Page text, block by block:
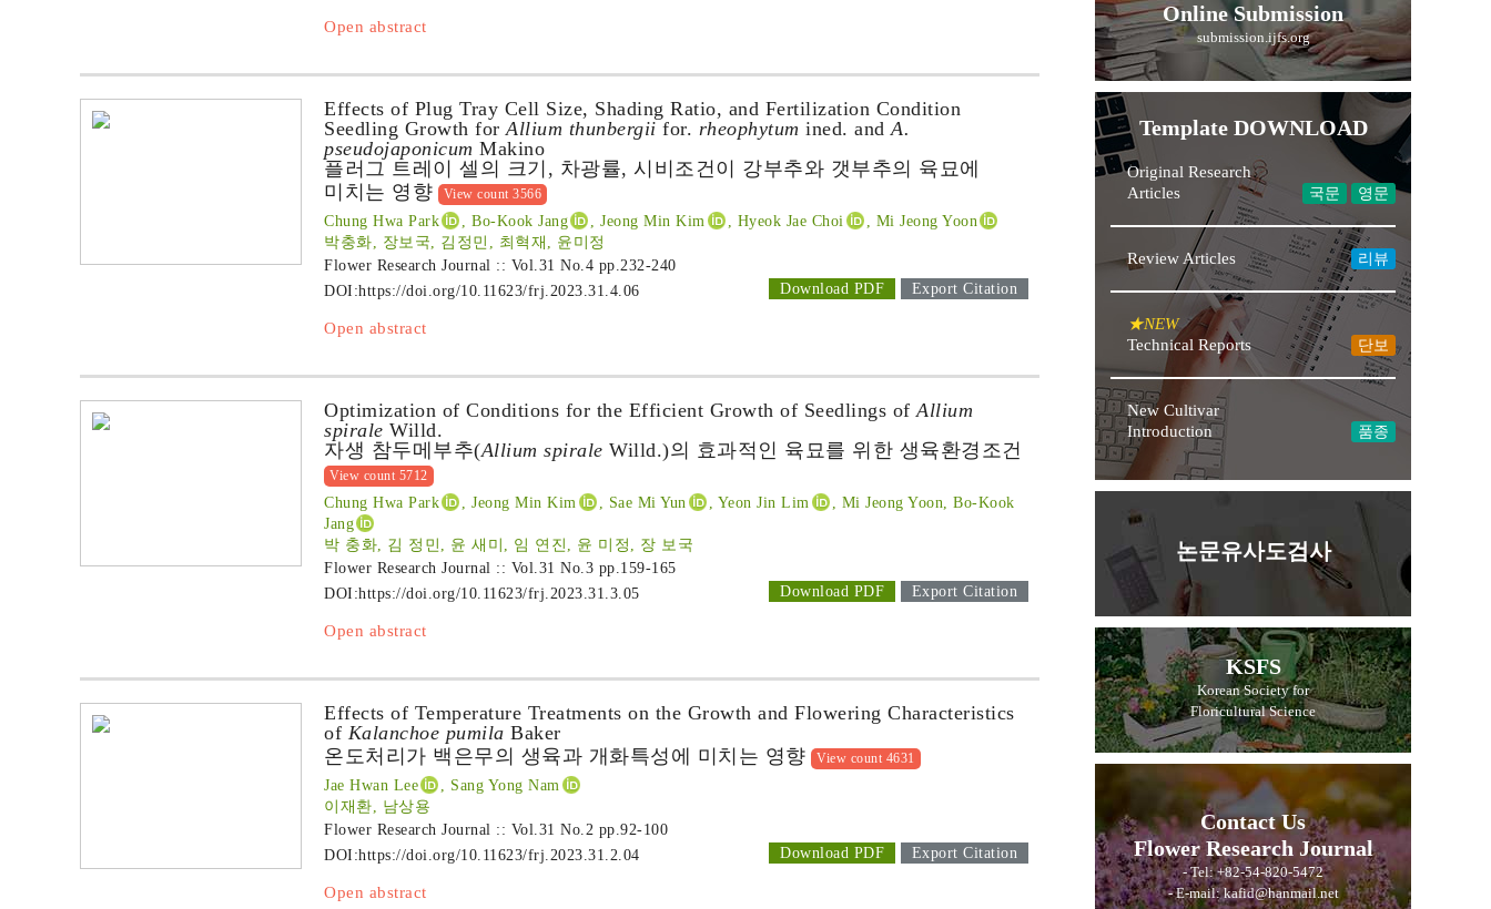
Open abstract
Effects of Plug Tray Cell Size, Shading Ratio, and Fertilization Condition
Seedling Growth forAllium thunbergii for. rheophytum ined. andA.
pseudojaponicum Makino
플러그 트레이 셀의 크기, 차광률, 시비조건이 강부추와 갯부추의 육묘에
미치는 영향
View count 3566
Chung Hwa Park , Bo-Kook Jang , Jeong Min Kim , Hyeok Jae Choi
, Mi Jeong Yoon
박충화, 장보국, 김정민, 최혁재, 윤미정
Flower Research Journal :: Vol.31 No.4 pp.232-240
DOI:https://doi.org/10.11623/frj.2023.31.4.06 Download PDF Export Citation
Open abstract
Optimization of Conditions for the Efficient Growth of Seedlings ofAllium
spirale Willd.
자생 참두메부추(Allium spirale Willd.)의 효과적인 육묘를 위한 생육환경조건
View count 5712
Chung Hwa Park , Jeong Min Kim , Sae Mi Yun , Yeon Jin Lim
, Mi Jeong Yoon, Bo-Kook
Jang
박 충화, 김 정민, 윤 새미, 임 연진, 윤 미정, 장 보국
Flower Research Journal :: Vol.31 No.3 pp.159-165
DOI:https://doi.org/10.11623/frj.2023.31.3.05 Download PDF Export Citation
Open abstract
Effects of Temperature Treatments on the Growth and Flowering Characteristics
of Kalanchoe pumila Baker
온도처리가 백은무의 생육과 개화특성에 미치는 영향
View count 4631
Jae Hwan Lee
, Sang Yong Nam
이재환, 남상용
Flower Research Journal :: Vol.31 No.2 pp.92-100
DOI:https://doi.org/10.11623/frj.2023.31.2.04 Download PDF Export Citation
Open abstract
Online Submission
submission.ijfs.org
Template DOWNLOAD
Original Research
Articles
국문 영문
Review Articles 리뷰
★NEW
Technical Reports
단보
New Cultivar
Introduction
품종
논문유사도검사
KSFS
Korean Society for
Floricultural Science
Contact Us
Flower Research Journal
- Tel: +82-54-820-5472
- E-mail: kafid@hanmail.net